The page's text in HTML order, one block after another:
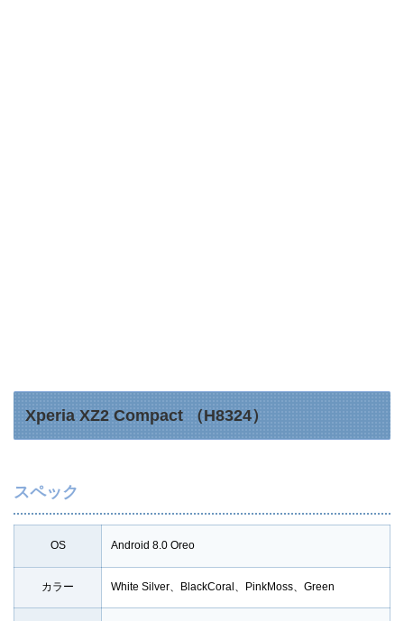
Xperia XZ2 Compact （H8324）
スペック
OS Android 8.0 Oreo
カラー White Silver、BlackCoral、PinkMoss、Green